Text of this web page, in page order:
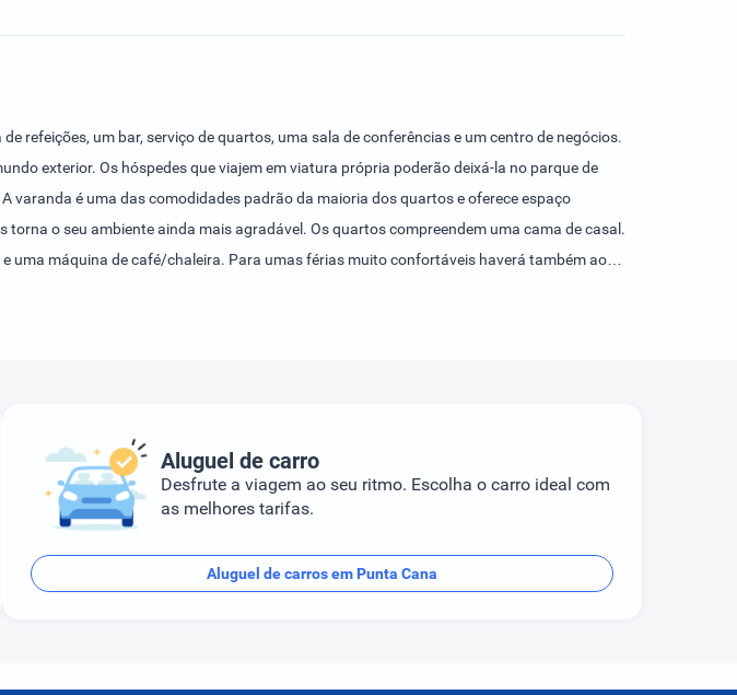
refeições, um bar, serviço de quartos, uma sala de conferências e um centro de negócios.
exterior. Os hóspedes que viajem em viatura própria poderão deixá-la no parque de
é uma das comodidades padrão da maioria dos quartos e oferece espaço
o seu ambiente ainda mais agradável. Os quartos compreendem uma cama de casal.
uma máquina de café/chaleira. Para umas férias muito confortáveis haverá também ao
Aluguel de carro
Desfrute a viagem ao seu ritmo. Escolha o carro ideal com
as melhores tarifas.
Aluguel de carros em Punta Cana